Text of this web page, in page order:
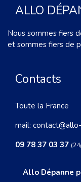
ALLO
Nous sommes fiers
et sommes fiers de
Contacts
Toute la France
mail:
09 78 37 03 37
Allo Dépanne